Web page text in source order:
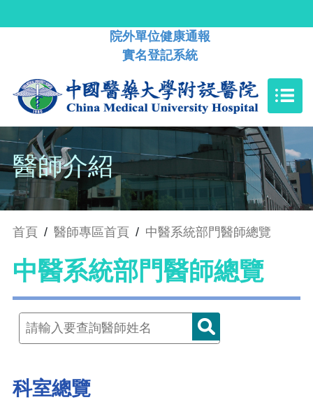
院外單位健康通報
實名登記系統
醫師介紹
首頁 / 醫師專區首頁 / 中醫系統部門醫師總覽
中醫系統部門醫師總覽
科室總覽